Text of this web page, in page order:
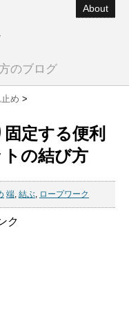
About
のブログ
め >
定する便利
の結び方
端, 結ぶ, ロープワーク
ク